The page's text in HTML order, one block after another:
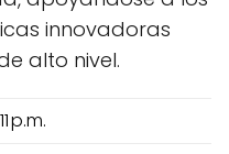
innovadoras
alto nivel.
p.m.